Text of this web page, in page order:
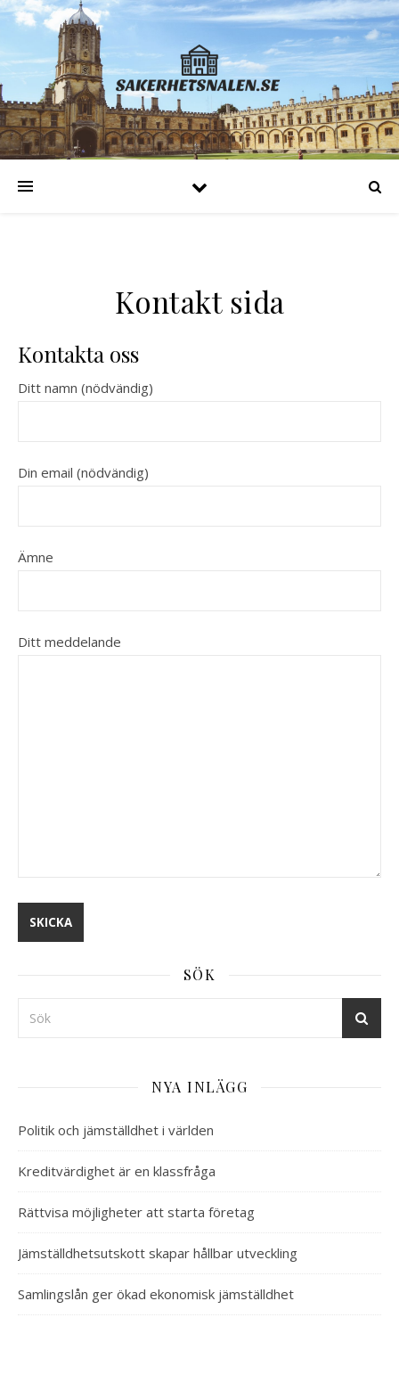
Kontakt sida
Kontakta oss
Ditt namn (nödvändig)
Din email (nödvändig)
Ämne
Ditt meddelande
SÖK
NYA INLÄGG
Politik och jämställdhet i världen
Kreditvärdighet är en klassfråga
Rättvisa möjligheter att starta företag
Jämställdhetsutskott skapar hållbar utveckling
Samlingslån ger ökad ekonomisk jämställdhet